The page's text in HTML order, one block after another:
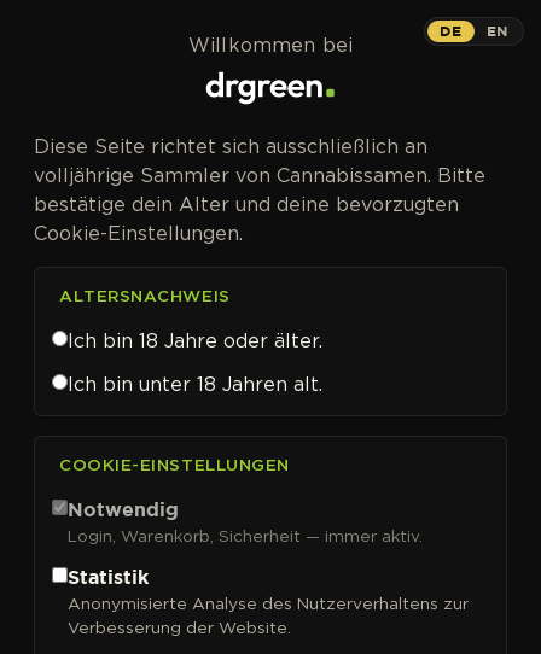
DRGREEN
DrGreen – The
Universe of
Cannabis
Cannabissamen.
Wir bringen Ordnung in die faszinierende Vielfalt
In Kürze findest du hier alles aus dem Kosmos der
DE EN
Willkommen bei
Diese Seite richtet sich ausschließlich an
volljährige Sammler von Cannabissamen. Bitte
bestätige dein Alter und deine bevorzugten
Cookie-Einstellungen.
ALTERSNACHWEIS
Ich bin 18 Jahre oder älter.
Ich bin unter 18 Jahren alt.
COOKIE-EINSTELLUNGEN
Notwendig
Login, Warenkorb, Sicherheit — immer aktiv.
Statistik
Anonymisierte Analyse des Nutzerverhaltens zur
Verbesserung der Website.